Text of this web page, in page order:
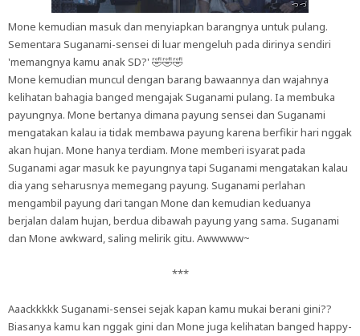
Mone kemudian masuk dan menyiapkan barangnya untuk pulang.
Sementara Suganami-sensei di luar mengeluh pada dirinya sendiri
'memangnya kamu anak SD?' 🤣🤣🤣
Mone kemudian muncul dengan barang bawaannya dan wajahnya
kelihatan bahagia banged mengajak Suganami pulang. Ia membuka
payungnya. Mone bertanya dimana payung sensei dan Suganami
mengatakan kalau ia tidak membawa payung karena berfikir hari nggak
akan hujan. Mone hanya terdiam. Mone memberi isyarat pada
Suganami agar masuk ke payungnya tapi Suganami mengatakan kalau
dia yang seharusnya memegang payung. Suganami perlahan
mengambil payung dari tangan Mone dan kemudian keduanya
berjalan dalam hujan, berdua dibawah payung yang sama. Suganami
dan Mone awkward, saling melirik gitu. Awwwww~
***
Aaackkkkk Suganami-sensei sejak kapan kamu mukai berani gini??
Biasanya kamu kan nggak gini dan Mone juga kelihatan banged happy-